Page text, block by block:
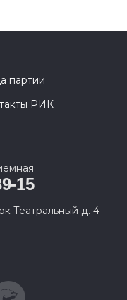
партии
РИК
15
Театральный д. 4